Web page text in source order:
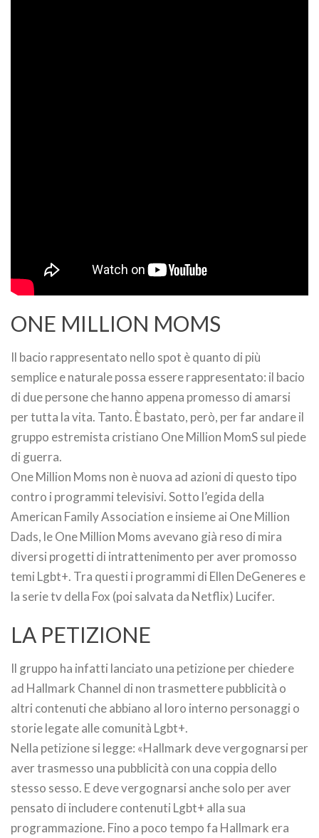
ONE MILLION MOMS
Il bacio rappresentato nello spot è quanto di più
semplice e naturale possa essere rappresentato: il bacio
di due persone che hanno appena promesso di amarsi
per tutta la vita. Tanto. È bastato, però, per far andare il
gruppo estremista cristiano One Million MomS sul piede
di guerra.
One Million Moms non è nuova ad azioni di questo tipo
contro i programmi televisivi. Sotto l’egida della
American Family Association e insieme ai One Million
Dads, le One Million Moms avevano già reso di mira
diversi progetti di intrattenimento per aver promosso
temi Lgbt+. Tra questi i programmi di Ellen DeGeneres e
la serie tv della Fox (poi salvata da Netflix) Lucifer.
LA PETIZIONE
Il gruppo ha infatti lanciato una petizione per chiedere
ad Hallmark Channel di non trasmettere pubblicità o
altri contenuti che abbiano al loro interno personaggi o
storie legate alle comunità Lgbt+.
Nella petizione si legge: «Hallmark deve vergognarsi per
aver trasmesso una pubblicità con una coppia dello
stesso sesso. E deve vergognarsi anche solo per aver
pensato di includere contenuti Lgbt+ alla sua
programmazione. Fino a poco tempo fa Hallmark era